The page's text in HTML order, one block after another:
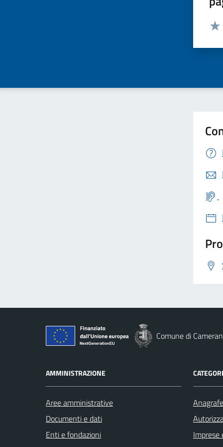
Comune di
AMMINISTRAZIONE
Aree amministrative
Documenti e dati
Enti e fondazioni
Imprese